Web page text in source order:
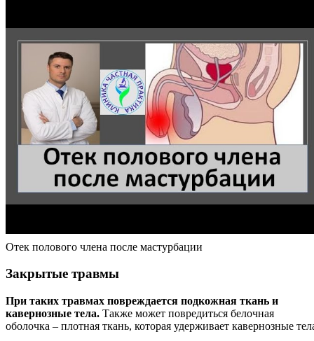
Отек полового члена после мастурбации
Закрытые травмы
При таких травмах повреждается подкожная ткань и
кавернозные тела. Также может повредиться белочная
оболочка – плотная ткань, которая удерживает кавернозные